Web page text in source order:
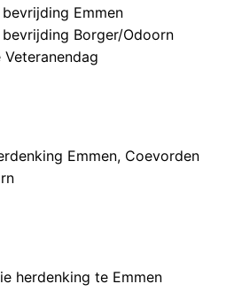
Emmen
Borger/Odoorn
Emmen, Coevorden
herdenking te Emmen